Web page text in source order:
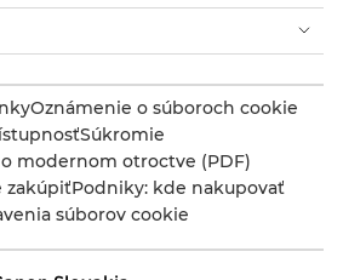
Oznámenie o súboroch cookie
Súkromie
modernom otroctve (PDF)
zakúpiťPodniky: kde nakupovať
súborov cookie